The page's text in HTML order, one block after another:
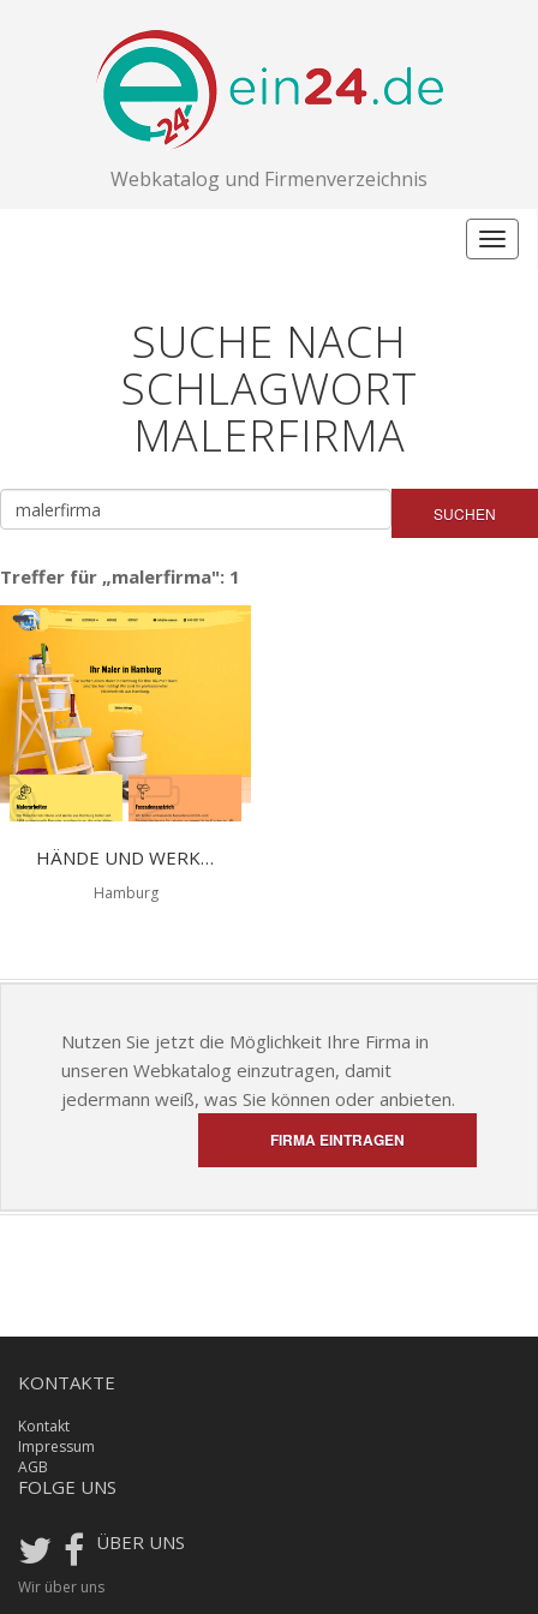
Webkatalog und Firmenverzeichnis
SUCHE NACH
SCHLAGWORT
MALERFIRMA
SUCHEN
Treffer für „malerfirma": 1
HÄNDE UND WERKE MALER UND LACKIERER
Hamburg
Nutzen Sie jetzt die Möglichkeit Ihre Firma in
unseren Webkatalog einzutragen, damit
jedermann weiß, was Sie können oder anbieten.
FIRMA EINTRAGEN
KONTAKTE
Kontakt
Impressum
AGB
FOLGE UNS
ÜBER UNS
Wir über uns